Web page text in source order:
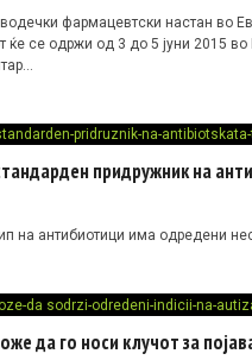
фармацевтски настан во
ќе се одржи од 3 до 5 јуни 2015 во
придружник на
на антибиотици има одредени
да го носи клучот за